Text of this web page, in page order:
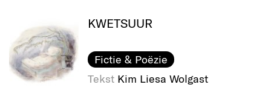
KWETSUUR
Fictie & Poëzie
Tekst Kim Liesa Wolgast